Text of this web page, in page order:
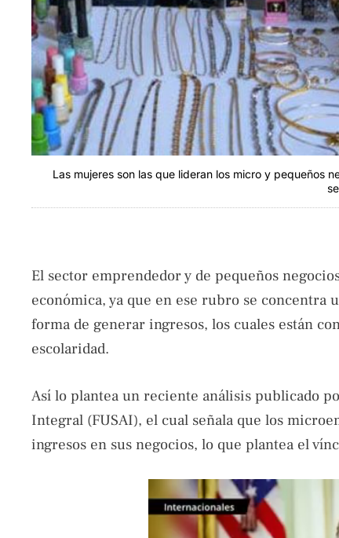
Las mujeres son las que lideran los micro y pequeños
El sector emprendedor y de pequeños
económica, ya que en ese rubro se concentra
forma de generar ingresos, los cuales están
escolaridad.
Así lo plantea un reciente análisis publicado
Integral (FUSAI), el cual señala que los
ingresos en sus negocios, lo que plantea el